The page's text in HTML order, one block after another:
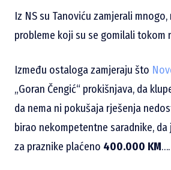
Iz NS su Tanoviću zamjerali
probleme koji su se gomilali tokom
Između ostaloga zamjeraju što
„Goran Čengić“ prokišnjava, da
da nema ni pokušaja rješenja
birao nekompetentne saradnike,
za praznike plaćeno 400.000 KM….